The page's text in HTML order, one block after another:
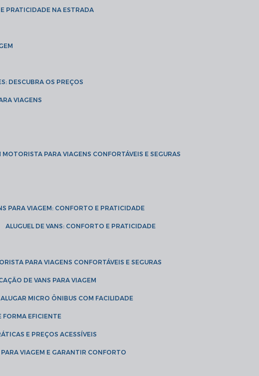
E PRATICIDADE NA ESTRADA
DESCUBRA OS PREÇOS
VIAGENS
MOTORISTA PARA VIAGENS CONFORTÁVEIS E SEGURAS
PARA VIAGEM: CONFORTO E PRATICIDADE
ALUGUEL DE VANS: CONFORTO E PRATICIDADE
PARA VIAGENS CONFORTÁVEIS E SEGURAS
DE VANS PARA VIAGEM
ALUGAR MICRO ÔNIBUS COM FACILIDADE
FORMA EFICIENTE
E PREÇOS ACESSÍVEIS
PARA VIAGEM E GARANTIR CONFORTO